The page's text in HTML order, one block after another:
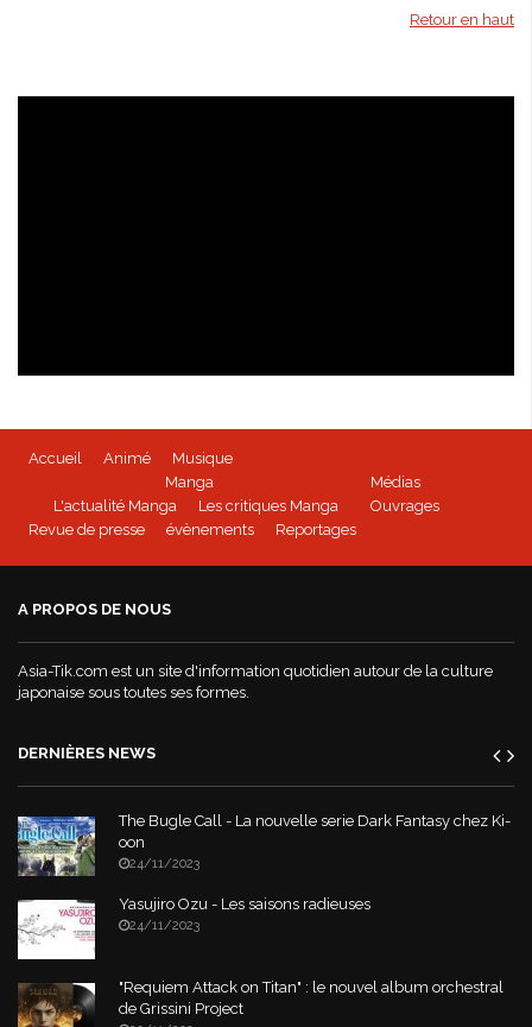
Retour en haut
BEYBLADE BURST - Tome 1 disponible
Accueil Animé
Musique
Manga
L'actualité Manga
Les critiques Manga
Médias
Ouvrages
Revue de presse
évènements Reportages
A PROPOS DE NOUS
Asia-Tik.com est un site d'information quotidien autour de la culture
japonaise sous toutes ses formes.
DERNIÈRES NEWS
The Bugle Call - La nouvelle serie Dark Fantasy chez Ki-
oon
24/11/2023
Yasujiro Ozu - Les saisons radieuses
24/11/2023
"Requiem Attack on Titan" : le nouvel album orchestral
de Grissini Project